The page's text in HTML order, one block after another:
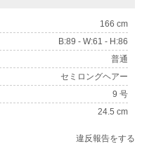
166 cm
B:89 - W:61 - H:86
普通
セミロングヘアー
9 号
24.5 cm
違反報告をする